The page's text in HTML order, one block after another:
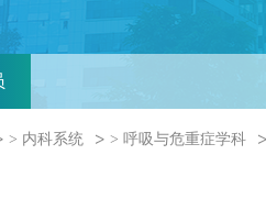
> 内科系统 > 呼吸与危重症学科